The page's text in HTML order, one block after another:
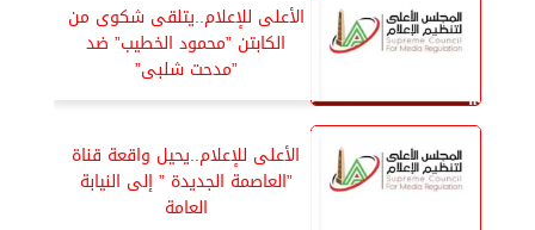
الأعلى للإعلام..يتلقى شكوى من
الكابتن ”محمود الخطيب” ضد
”مدحت شلبى”
الأعلى للإعلام..يحيل واقعة قناة
”العاصمة الجديدة ” إلى النيابة
العامة